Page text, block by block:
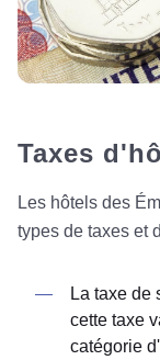
Taxes
Les hôtels des
types de taxes et
La taxe de
cette taxe
catégorie